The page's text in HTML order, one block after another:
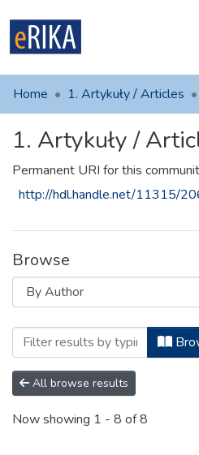
UAFM
For authors
Help
Home 1. Artykuły / Articles
1. Artykuły /
Permanent URI for this
http://hdl.handle.net/11315/
Browse
Browsing 1.
All browse results
Now showing 1 - 8 of 8